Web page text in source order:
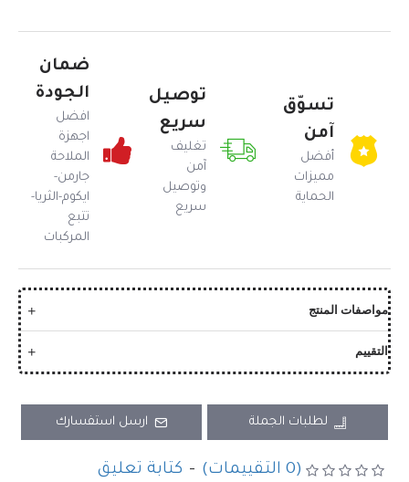
تسوّق
آمن
أفضل
مميزات
الحماية
توصيل
سريع
تغليف
آمن
وتوصيل
سريع
ضمان
الجودة
افضل
اجهزة
الملاحة
جارمن-
ايكوم-الثريا-
تتبع
المركبات
مواصفات المنتج
التقييم
لطلبات الجملة ارسل استفسارك
(0 التقييمات) - كتابة تعليق